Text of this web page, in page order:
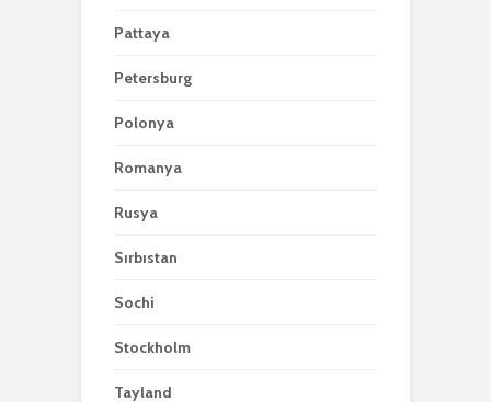
Pattaya
Petersburg
Polonya
Romanya
Rusya
Sırbıstan
Sochi
Stockholm
Tayland